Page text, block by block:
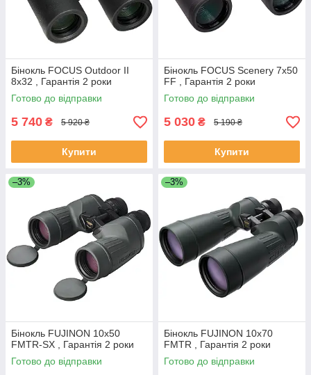
Бінокль FOCUS Outdoor II
8x32 , Гарантія 2 роки
Готово до відправки
5 740 ₴ 5 920 ₴
Купити
Бінокль FOCUS Scenery 7x50
FF , Гарантія 2 роки
Готово до відправки
5 030 ₴ 5 190 ₴
Купити
–3%
Бінокль FUJINON 10x50
FMTR-SX , Гарантія 2 роки
Готово до відправки
–3%
Бінокль FUJINON 10x70
FMTR , Гарантія 2 роки
Готово до відправки